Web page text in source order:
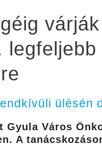
ülésén
Város
A